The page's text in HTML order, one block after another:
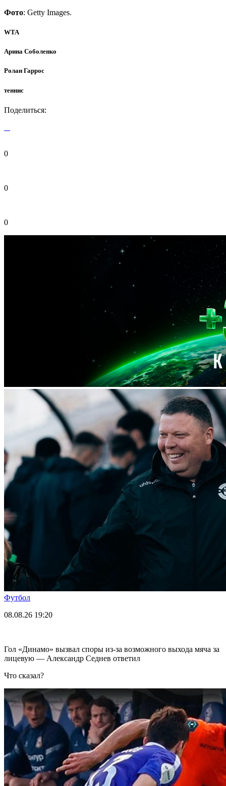
Фото: Getty Images.
WTA
Арина Соболенко
Ролан Гаррос
теннис
Поделиться:
0
0
0
Футбол
08.08.26 19:20
Гол «Динамо» вызвал споры из-за возможного выхода мяча за
лицевую — Александр Седнев ответил
Что сказал?